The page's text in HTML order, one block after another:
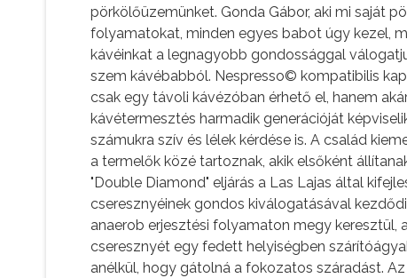
pörkölőüzemünket. Gonda Gábor, aki mi saját
folyamatokat, minden egyes babot úgy kezel,
kávéinkat a legnagyobb gondossággal
szem kávébabból. Nespresso© kompatibilis
csak egy távoli kávézóban érhető el, hanem
kávétermesztés harmadik generációját
számukra szív és lélek kérdése is. A család
a termelők közé tartoznak, akik elsőként
"Double Diamond" eljárás a Las Lajas által
cseresznyéinek gondos kiválogatásával
anaerob erjesztési folyamaton megy keresztül,
cseresznyét egy fedett helyiségben
anélkül, hogy gátolná a fokozatos száradást.